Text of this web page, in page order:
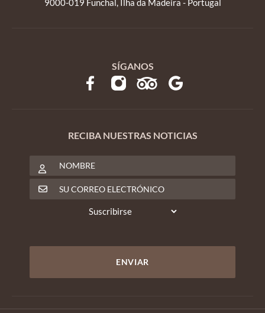
9000-019 Funchal, Ilha da Madeira - Portugal
SÍGANOS
RECIBA NUESTRAS NOTICIAS